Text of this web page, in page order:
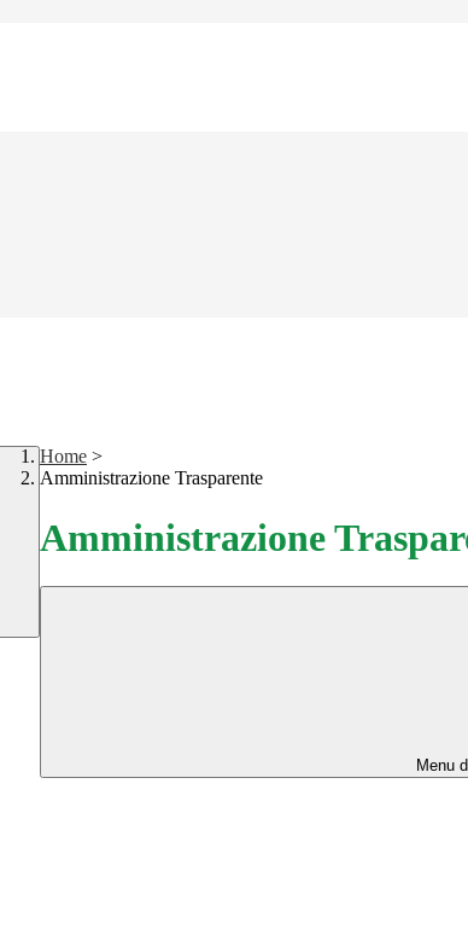
Home >
Amministrazione Trasparente
Amministrazione
Menu